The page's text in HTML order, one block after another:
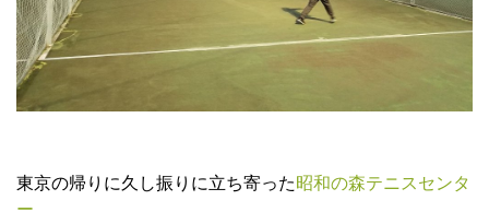
東京の帰りに久し振りに立ち寄った昭和の森テニスセンタ